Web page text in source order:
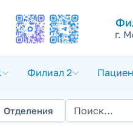
г.
Филиал 2
Отделения